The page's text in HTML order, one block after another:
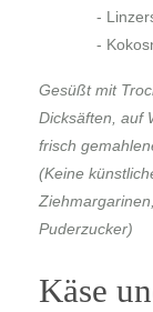
-
-
Gesüßt mit
Dicksäften, auf
frisch
(Keine
Puderzucker)
Käse